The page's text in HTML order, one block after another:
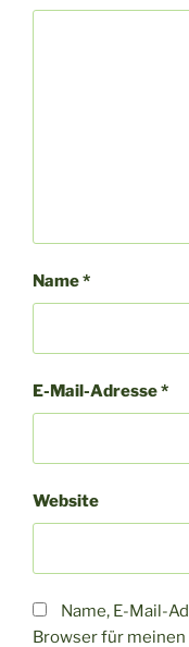
Name*
E-Mail-Adresse*
Website
Name, E-Mail-
Browser für